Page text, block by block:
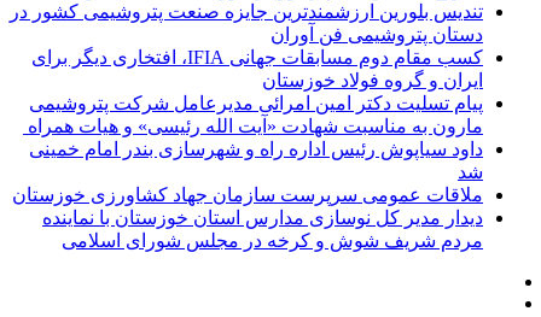
تندیس بلورین ارزشمندترین جایزه صنعت پتروشیمی کشور در
دستان پتروشیمی فن آوران
کسب مقام دوم مسابقات جهانی IFIA، افتخاری دیگر برای
ایران و گروه فولاد خوزستان
پیام تسلیت دکتر امین امرائی مدیرعامل شرکت پتروشیمی
مارون به مناسبت شهادت «آیت الله رئیسی» و هیات همراه
داود سیاپوش رئیس اداره راه و شهرسازی بندر امام خمینی
شد
ملاقات عمومی سرپرست سازمان جهاد کشاورزی خوزستان
دیدار مدیر کل نوسازی مدارس استان خوزستان با نماینده
مردم شریف شوش و کرخه در مجلس شورای اسلامی